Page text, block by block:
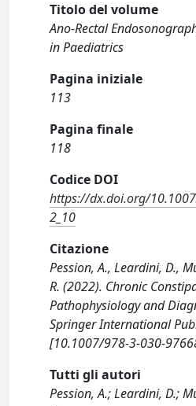
Titolo del volume
Ano-Rectal
in Paediatrics
Pagina iniziale
113
Pagina finale
118
Codice DOI
https://dx.doi.org/
2_10
Citazione
Pession, A., Leardini, D.,
R. (2022). Chronic
Pathophysiology and
Springer International
[10.1007/978-3-030-
Tutti gli autori
Pession, A.; Leardini, D.;